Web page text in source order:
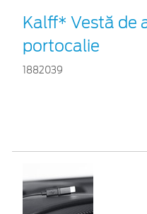
Kalff* Vestă de
portocalie
1882039